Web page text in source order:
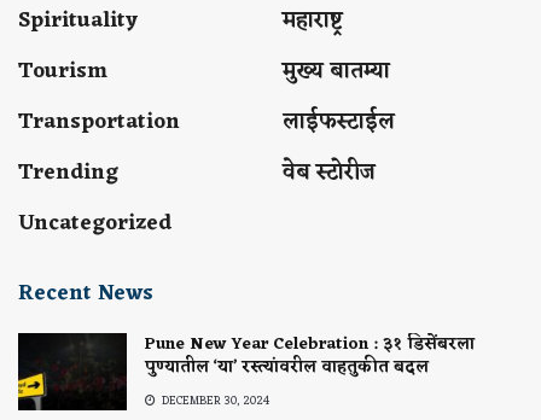
Spirituality
Tourism
Transportation
Trending
Uncategorized
महाराष्ट्र
मुख्य बातम्या
लाईफस्टाईल
वेब स्टोरीज
Recent News
Pune New Year Celebration : ३१ डिसेंबरला
पुण्यातील ‘या’ रस्त्यांवरील वाहतुकीत बदल
DECEMBER 30, 2024